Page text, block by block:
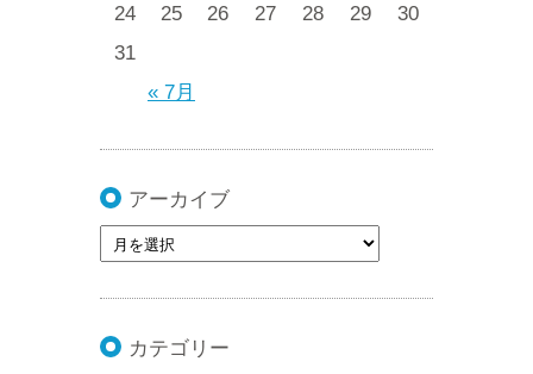
« 7月
24
25 26 27 28 29
30
31
アーカイブ
カテゴリー